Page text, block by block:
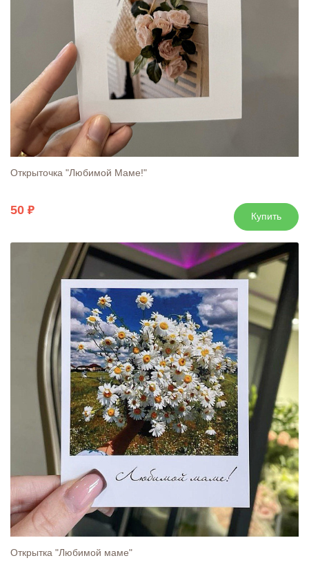
Открыточка "Любимой Маме!"
50 Купить
Открытка "Любимой маме"